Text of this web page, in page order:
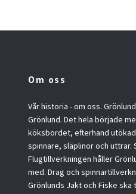
Om oss
Vår historia - om oss.
Grönlund. Det hela började
köksbordet, efterhand
spinnare, släplinor och uttrar.
Flugtillverkningen håller
med. Drag och
Grönlunds Jakt och Fiske